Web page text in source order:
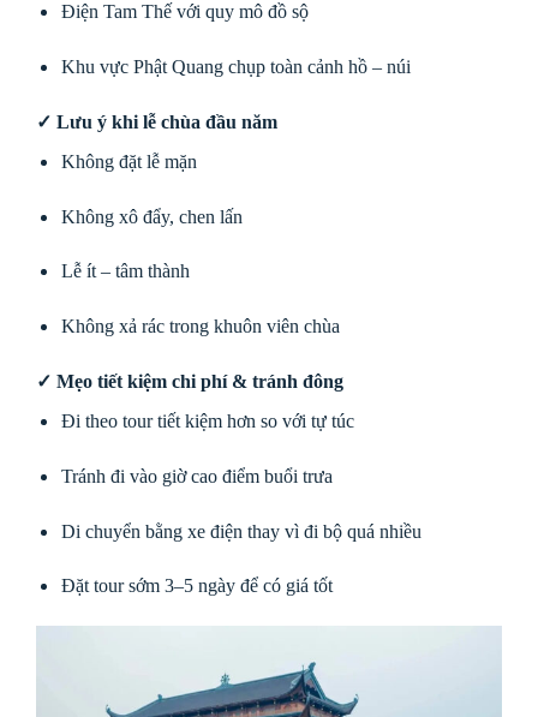
Điện Tam Thế với quy mô đồ sộ
Khu vực Phật Quang chụp toàn cảnh hồ – núi
✓ Lưu ý khi lễ chùa đầu năm
Không đặt lễ mặn
Không xô đẩy, chen lấn
Lễ ít – tâm thành
Không xả rác trong khuôn viên chùa
✓ Mẹo tiết kiệm chi phí & tránh đông
Đi theo tour tiết kiệm hơn so với tự túc
Tránh đi vào giờ cao điểm buổi trưa
Di chuyển bằng xe điện thay vì đi bộ quá nhiều
Đặt tour sớm 3–5 ngày để có giá tốt